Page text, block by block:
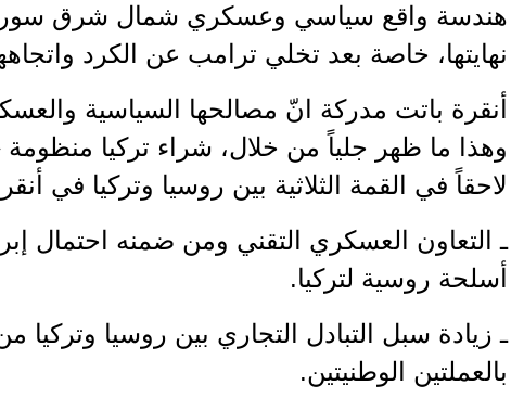
هندسة واقع سياسي وعسكري شمال شرق
نهايتها، خاصة بعد تخلي ترامب عن الكرد
أنقرة باتت مدركة انّ مصالحها السياسية
لاحقاً في القمة الثلاثية بين روسيا وتركيا في
ـ التعاون العسكري التقني ومن ضمنه احتمال
أسلحة روسية لتركيا.
ـ زيادة سبل التبادل التجاري بين روسيا وتركيا
بالعملتين الوطنيتين.